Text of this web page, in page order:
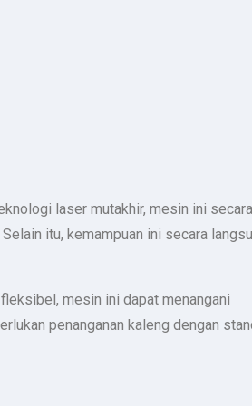
laser mutakhir, mesin ini secara
itu, kemampuan ini secara
mesin ini dapat menangani
penanganan kaleng dengan